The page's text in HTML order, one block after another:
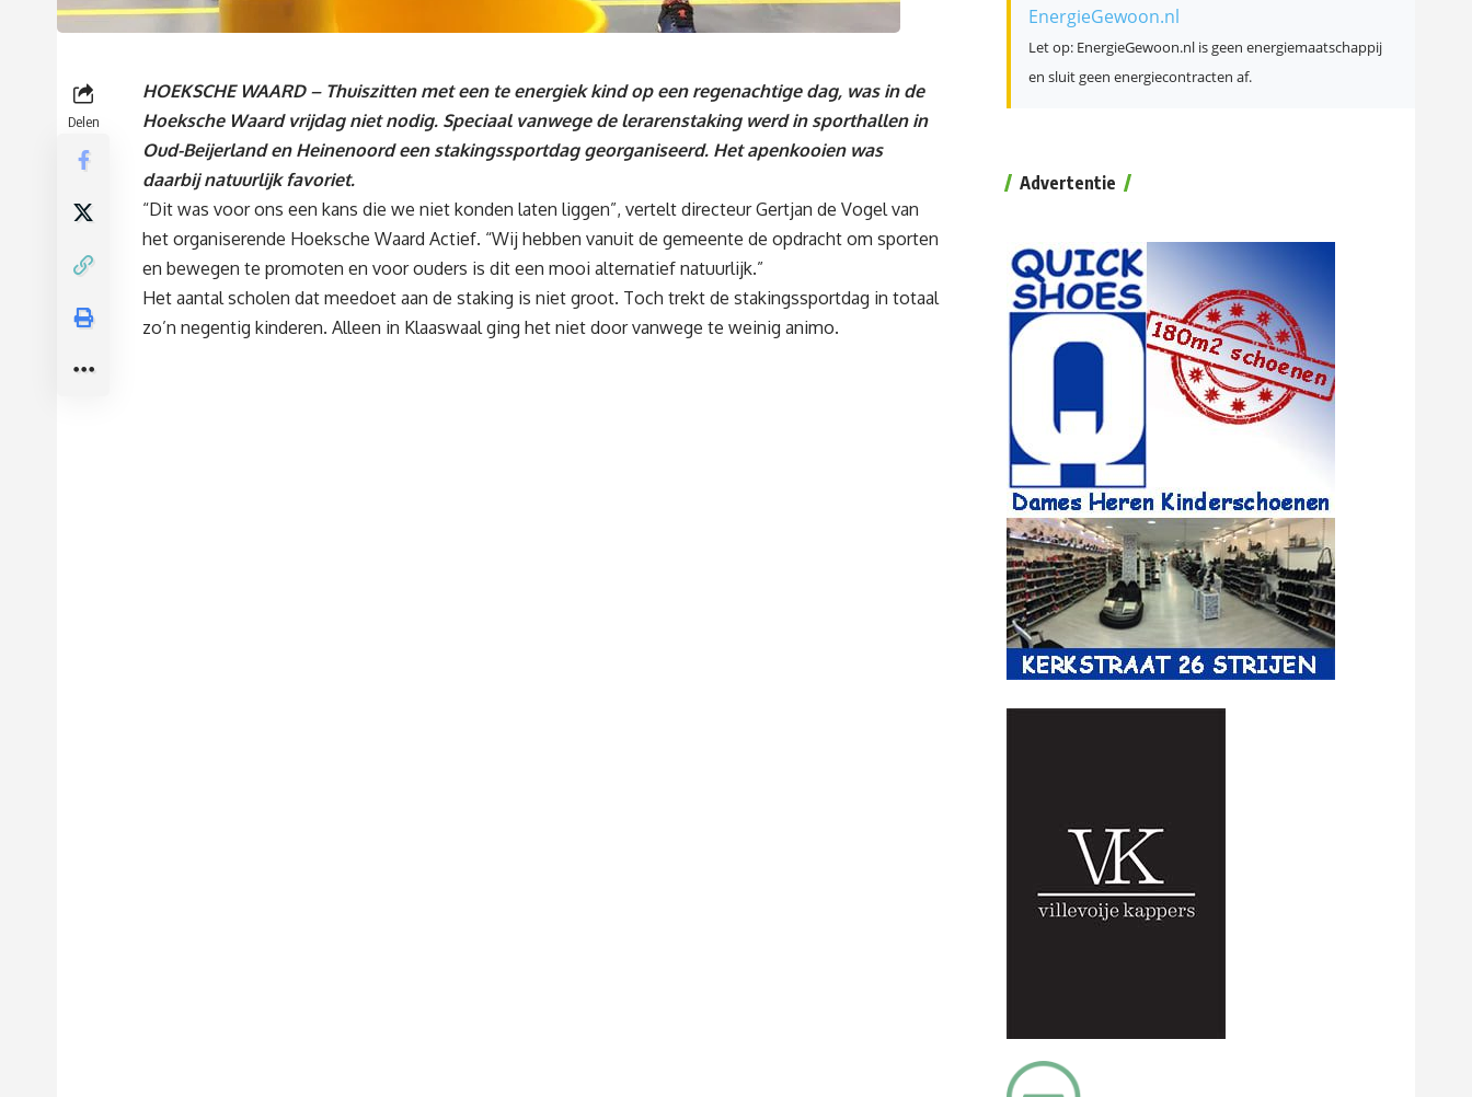
Delen
HOEKSCHE WAARD – Thuiszitten met een te energiek kind op een regenachtige dag, was in de
Hoeksche Waard vrijdag niet nodig. Speciaal vanwege de lerarenstaking werd in sporthallen in
Oud-Beijerland en Heinenoord een stakingssportdag georganiseerd. Het apenkooien was
daarbij natuurlijk favoriet.
“Dit was voor ons een kans die we niet konden laten liggen”, vertelt directeur Gertjan de Vogel van
het organiserende Hoeksche Waard Actief. “Wij hebben vanuit de gemeente de opdracht om sporten
en bewegen te promoten en voor ouders is dit een mooi alternatief natuurlijk.”
Het aantal scholen dat meedoet aan de staking is niet groot. Toch trekt de stakingssportdag in totaal
zo’n negentig kinderen. Alleen in Klaaswaal ging het niet door vanwege te weinig animo.
EnergieGewoon.nl
Let op: EnergieGewoon.nl is geen energiemaatschappij
en sluit geen energiecontracten af.
Advertentie